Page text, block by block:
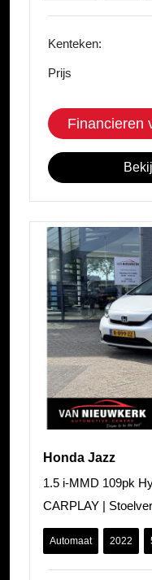
Kenteken:
Prijs
Financieren
Honda Jazz
1.5 i-MMD 109pk
CARPLAY |
AUTO |
Automaat 2022